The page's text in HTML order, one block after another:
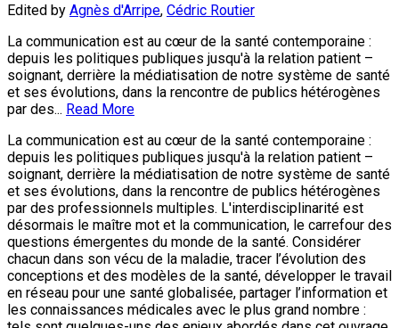
Edited by Agnès d'Arripe, Cédric Routier
La communication est au cœur de la santé contemporaine :
depuis les politiques publiques jusqu'à la relation patient –
soignant, derrière la médiatisation de notre système de santé
et ses évolutions, dans la rencontre de publics hétérogènes
par des... Read More
La communication est au cœur de la santé contemporaine :
depuis les politiques publiques jusqu'à la relation patient –
soignant, derrière la médiatisation de notre système de santé
et ses évolutions, dans la rencontre de publics hétérogènes
par des professionnels multiples. L'interdisciplinarité est
désormais le maître mot et la communication, le carrefour des
questions émergentes du monde de la santé. Considérer
chacun dans son vécu de la maladie, tracer l’évolution des
conceptions et des modèles de la santé, développer le travail
en réseau pour une santé globalisée, partager l’information et
les connaissances médicales avec le plus grand nombre :